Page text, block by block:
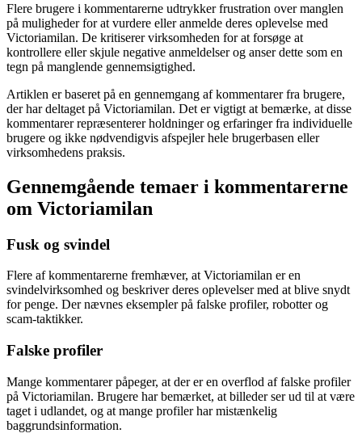
Flere brugere i kommentarerne udtrykker frustration over manglen
på muligheder for at vurdere eller anmelde deres oplevelse med
Victoriamilan. De kritiserer virksomheden for at forsøge at
kontrollere eller skjule negative anmeldelser og anser dette som en
tegn på manglende gennemsigtighed.
Artiklen er baseret på en gennemgang af kommentarer fra brugere,
der har deltaget på Victoriamilan. Det er vigtigt at bemærke, at disse
kommentarer repræsenterer holdninger og erfaringer fra individuelle
brugere og ikke nødvendigvis afspejler hele brugerbasen eller
virksomhedens praksis.
Gennemgående temaer i kommentarerne
om Victoriamilan
Fusk og svindel
Flere af kommentarerne fremhæver, at Victoriamilan er en
svindelvirksomhed og beskriver deres oplevelser med at blive snydt
for penge. Der nævnes eksempler på falske profiler, robotter og
scam-taktikker.
Falske profiler
Mange kommentarer påpeger, at der er en overflod af falske profiler
på Victoriamilan. Brugere har bemærket, at billeder ser ud til at være
taget i udlandet, og at mange profiler har mistænkelig
baggrundsinformation.